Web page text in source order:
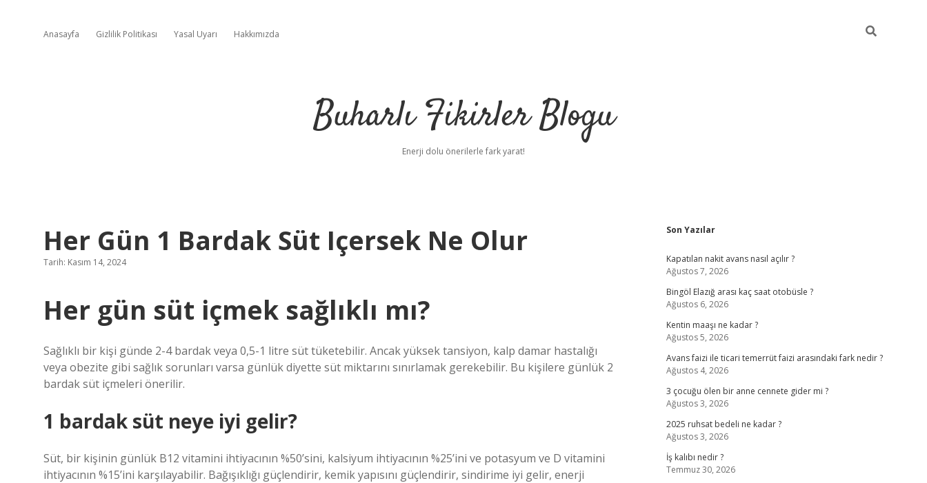
Anasayfa Gizlilik Politikası Yasal Uyarı Hakkımızda
Buharlı Fikirler Blogu
Enerji dolu önerilerle fark yarat!
Her Gün 1 Bardak Süt Içersek Ne Olur
Tarih: Kasım 14, 2024
Her gün süt içmek sağlıklı mı?
Sağlıklı bir kişi günde 2-4 bardak veya 0,5-1 litre süt tüketebilir. Ancak yüksek tansiyon, kalp damar hastalığı
veya obezite gibi sağlık sorunları varsa günlük diyette süt miktarını sınırlamak gerekebilir. Bu kişilere günlük 2
bardak süt içmeleri önerilir.
1 bardak süt neye iyi gelir?
Süt, bir kişinin günlük B12 vitamini ihtiyacının %50’sini, kalsiyum ihtiyacının %25’ini ve potasyum ve D vitamini
ihtiyacının %15’ini karşılayabilir. Bağışıklığı güçlendirir, kemik yapısını güçlendirir, sindirime iyi gelir, enerji
Sidebar
Son Yazılar
Kapatılan nakit avans nasıl açılır ?
Ağustos 7, 2026
Bingöl Elazığ arası kaç saat otobüsle ?
Ağustos 6, 2026
Kentin maaşı ne kadar ?
Ağustos 5, 2026
Avans faizi ile ticari temerrüt faizi arasındaki fark nedir ?
Ağustos 4, 2026
3 çocuğu ölen bir anne cennete gider mi ?
Ağustos 3, 2026
2025 ruhsat bedeli ne kadar ?
Ağustos 3, 2026
İş kalıbı nedir ?
Temmuz 30, 2026